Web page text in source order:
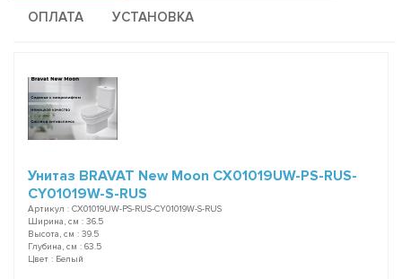
ОПЛАТА УСТАНОВКА
Унитаз BRAVAT New Moon CX01019UW-PS-RUS-
CY01019W-S-RUS
Артикул : CX01019UW-PS-RUS-CY01019W-S-RUS
Ширина, см : 36.5
Высота, см : 39.5
Глубина, см : 63.5
Цвет : Белый